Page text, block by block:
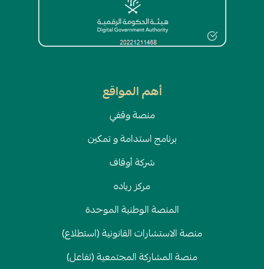
أهم المواقع
منصة وقفي
برنامج استدامة و تمكين
شركة أوقاف
مركز رياده
المنصة الوطنية الموحدة
منصة الاستشارات القانونية (استطلاع)
منصة المشاركة المجتمعية (تفاعل)